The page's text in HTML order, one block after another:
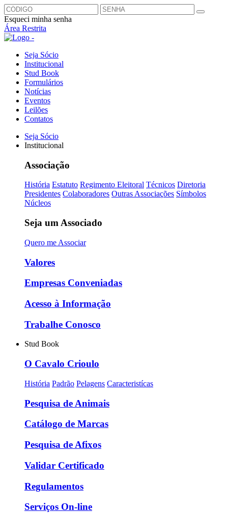
Esqueci minha senha
Área Restrita
Seja Sócio
Institucional
Stud Book
Formulários
Notícias
Eventos
Leilões
Contatos
Seja Sócio
Institucional
Associação
História Estatuto Regimento Eleitoral Técnicos Diretoria
Presidentes Colaboradores Outras Associações Símbolos
Núcleos
Seja um Associado
Quero me Associar
Valores
Empresas Conveniadas
Acesso à Informação
Trabalhe Conosco
Stud Book
O Cavalo Crioulo
História Padrão Pelagens Caracteristícas
Pesquisa de Animais
Catálogo de Marcas
Pesquisa de Afixos
Validar Certificado
Regulamentos
Serviços On-line